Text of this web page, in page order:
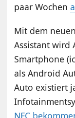
paar Wochen
Mit dem
Assistant wird
Smartphone
als Android
Auto existiert
NFC